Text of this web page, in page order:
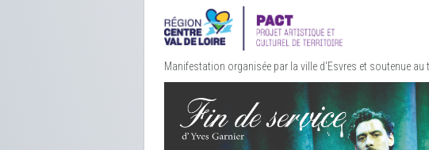
Manifestation organisée par la ville d'Esvres et soutenue